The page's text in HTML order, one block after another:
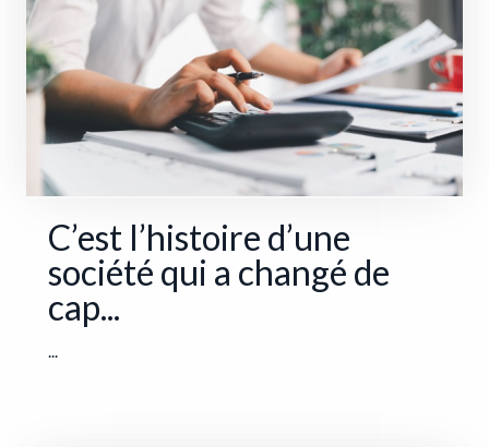
C’est l’histoire d’une
société qui a changé de
cap...